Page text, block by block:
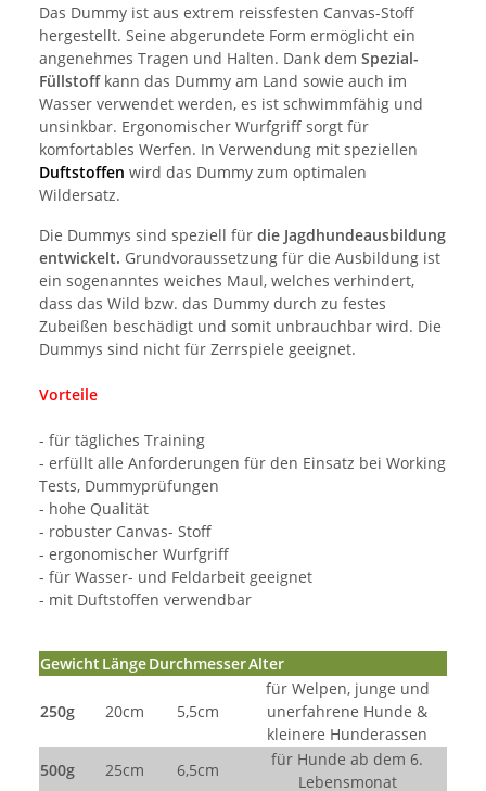
Das Dummy ist aus extrem reissfesten Canvas-Stoff
hergestellt. Seine abgerundete Form ermöglicht ein
angenehmes Tragen und Halten. Dank dem Spezial-
Füllstoffkann das Dummy am Land sowie auch im
Wasser verwendet werden, es ist schwimmfähig und
unsinkbar. Ergonomischer Wurfgriff sorgt für
komfortables Werfen. In Verwendung mit speziellen
Duftstoffen wird das Dummy zum optimalen
Wildersatz.
Die Dummys sind speziell für die Jagdhundeausbildung
entwickelt. Grundvoraussetzung für die Ausbildung ist
ein sogenanntes weiches Maul, welches verhindert,
dass das Wild bzw. das Dummy durch zu festes
Zubeißen beschädigt und somit unbrauchbar wird. Die
Dummys sind nicht für Zerrspiele geeignet.
Vorteile
- für tägliches Training
- erfüllt alle Anforderungen für den Einsatz bei Working
Tests, Dummyprüfungen
- hohe Qualität
- robuster Canvas- Stoff
- ergonomischer Wurfgriff
- für Wasser- und Feldarbeit geeignet
- mit Duftstoffen verwendbar
Gewicht LängeDurchmesserAlter
250g 20cm 5,5cm
für Welpen, junge und
unerfahrene Hunde &
kleinere Hunderassen
500g
25cm 6,5cm
für Hunde ab dem 6.
Lebensmonat